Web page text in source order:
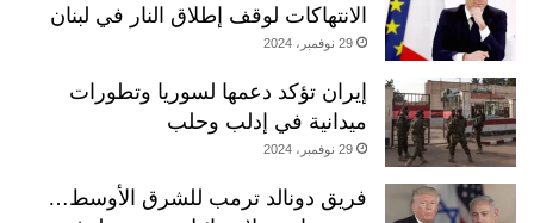
الانتهاكات لوقف إطلاق النار في لبنان
29 نوفمبر، 2024
إيران تؤكد دعمها لسوريا وتطورات
ميدانية في إدلب وحلب
29 نوفمبر، 2024
فريق دونالد ترمب للشرق الأوسط…